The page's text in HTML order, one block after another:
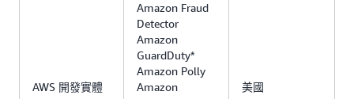
AWS 開發實體
Amazon Fraud
Detector
Amazon
GuardDuty*
Amazon Polly
Amazon
美國